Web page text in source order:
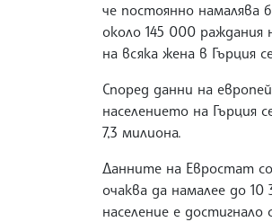
че постоянно намалява
около 145 000 раждания
на всяка жена в Гърция
Според данни на
населението на Гърция
7,3 милиона.
Данните на Евростат
очаква да намалее до
население е достигнало